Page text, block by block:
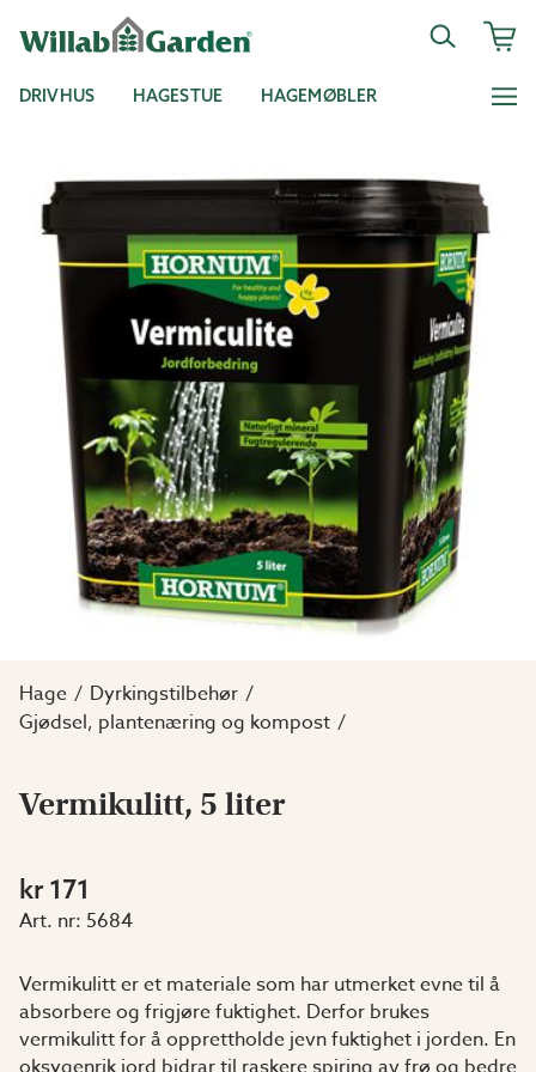
DRIVHUS HAGESTUE HAGEMØBLER
Hage
Dyrkingstilbehør
Gjødsel, plantenæring og kompost
Vermikulitt, 5 liter
kr 171
Art. nr: 5684
Vermikulitt er et materiale som har utmerket evne til å
absorbere og frigjøre fuktighet. Derfor brukes
vermikulitt for å opprettholde jevn fuktighet i jorden. En